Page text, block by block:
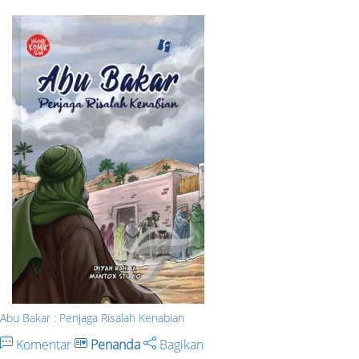
Abu Bakar : Penjaga Risalah Kenabian
Komentar Penanda Bagikan